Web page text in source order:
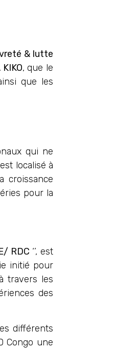
& lutte
, que le
que les
qui ne
localisé à
croissance
pour la
RDC ‘’, est
initié pour
travers les
des
différents
Congo une